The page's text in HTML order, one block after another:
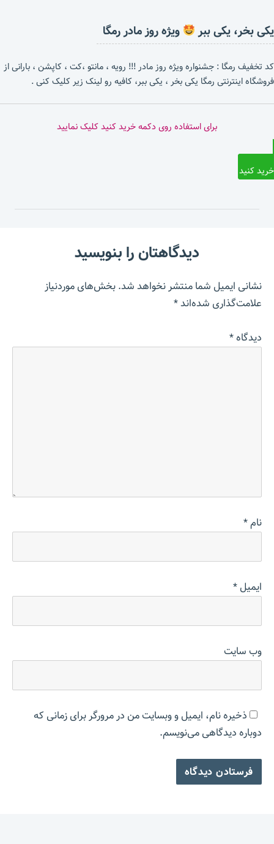
یکی بخر، یکی ببر ویژه روز مادر رمگا
کد تخفیف رمگا : جشنواره ویژه روز مادر !!! رویه ، مانتو ،کت ، کاپشن ، بارانی از
فروشگاه اینترنتی رمگا یکی بخر ، یکی ببر، کافیه رو لینک زیر کلیک کنی .
برای استفاده روی دکمه خرید کنید کلیک نمایید
خرید کنید
دیدگاهتان را بنویسید
نشانی ایمیل شما منتشر نخواهد شد.بخش‌های موردنیاز
علامت‌گذاری شده‌اند*
دیدگاه*
نام*
ایمیل*
وب‌ سایت
ذخیره نام، ایمیل و وبسایت من در مرورگر برای زمانی که
دوباره دیدگاهی می‌نویسم.